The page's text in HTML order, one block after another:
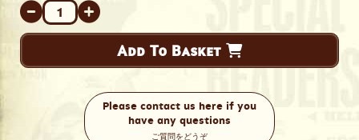
Add To Basket
Please contact us here if you
have any questions
ご質問をどうぞ